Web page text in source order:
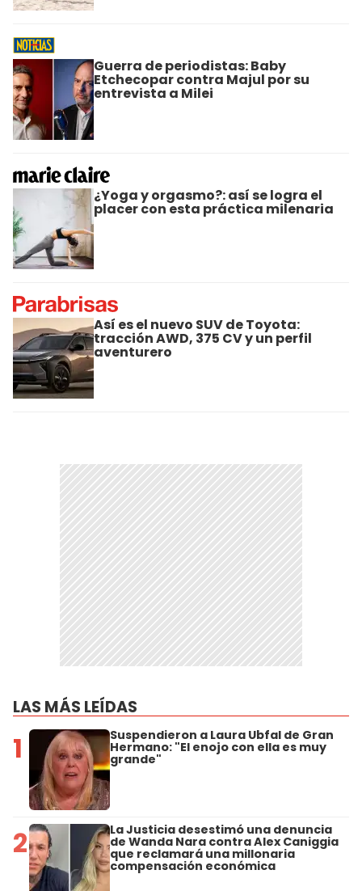
Guerra de periodistas: Baby
Etchecopar contra Majul por su
entrevista a Milei
¿Yoga y orgasmo?: así se logra el
placer con esta práctica milenaria
Así es el nuevo SUV de Toyota:
tracción AWD, 375 CV y un perfil
aventurero
LAS MÁS LEÍDAS
1 Suspendieron a Laura Ubfal de Gran
Hermano: "El enojo con ella es muy
grande"
2 La Justicia desestimó una denuncia
de Wanda Nara contra Alex Caniggia
que reclamará una millonaria
compensación económica